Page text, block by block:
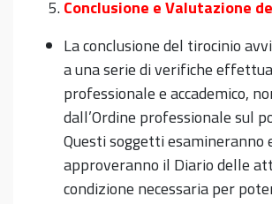
Conclusione e Valutazione
La conclusione del tirocinio
a una serie di verifiche
professionale e accademico,
dall’Ordine professionale sul
Questi soggetti esamineranno
approveranno il Diario delle
condizione necessaria per